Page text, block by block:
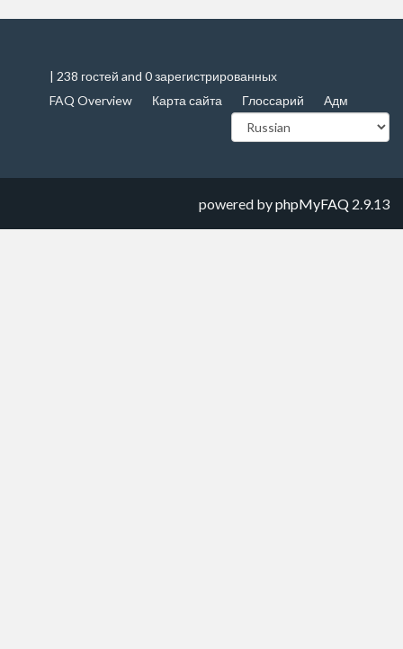
| 238 гостей and 0 зарегистрированных
FAQ Overview
Карта сайта Глоссарий Адм
powered byphpMyFAQ 2.9.13